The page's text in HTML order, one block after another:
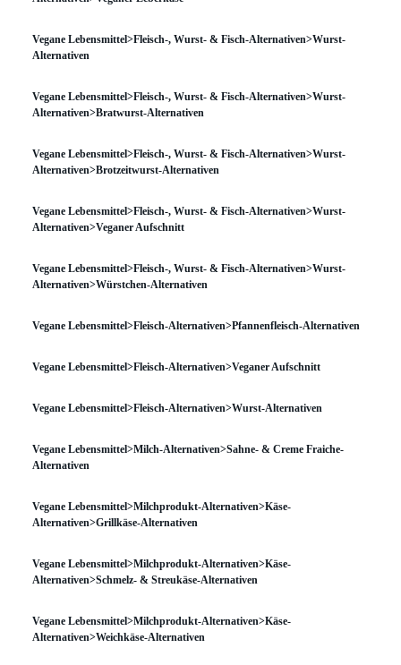
Vegane Lebensmittel>Fleisch-, Wurst- & Fisch-Alternativen>Wurst-
Alternativen
Vegane Lebensmittel>Fleisch-, Wurst- & Fisch-Alternativen>Wurst-
Alternativen>Bratwurst-Alternativen
Vegane Lebensmittel>Fleisch-, Wurst- & Fisch-Alternativen>Wurst-
Alternativen>Brotzeitwurst-Alternativen
Vegane Lebensmittel>Fleisch-, Wurst- & Fisch-Alternativen>Wurst-
Alternativen>Veganer Aufschnitt
Vegane Lebensmittel>Fleisch-, Wurst- & Fisch-Alternativen>Wurst-
Alternativen>Würstchen-Alternativen
Vegane Lebensmittel>Fleisch-Alternativen>Pfannenfleisch-Alternativen
Vegane Lebensmittel>Fleisch-Alternativen>Veganer Aufschnitt
Vegane Lebensmittel>Fleisch-Alternativen>Wurst-Alternativen
Vegane Lebensmittel>Milch-Alternativen>Sahne- & Creme Fraiche-
Alternativen
Vegane Lebensmittel>Milchprodukt-Alternativen>Käse-
Alternativen>Grillkäse-Alternativen
Vegane Lebensmittel>Milchprodukt-Alternativen>Käse-
Alternativen>Schmelz- & Streukäse-Alternativen
Vegane Lebensmittel>Milchprodukt-Alternativen>Käse-
Alternativen>Weichkäse-Alternativen